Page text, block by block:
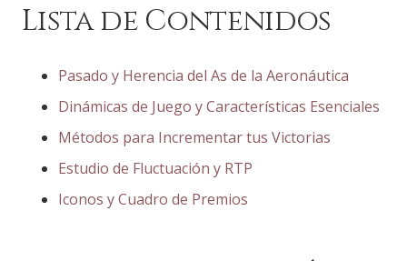
Lista de Contenidos
Pasado y Herencia del As de la Aeronáutica
Dinámicas de Juego y Características Esenciales
Métodos para Incrementar tus Victorias
Estudio de Fluctuación y RTP
Iconos y Cuadro de Premios